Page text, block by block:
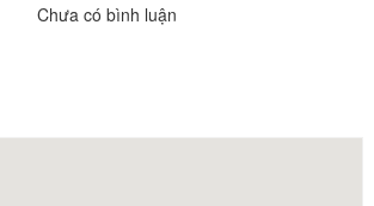
Chưa có bình luận